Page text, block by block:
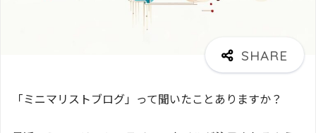
「ミニマリストブログ」って聞いたことありますか？